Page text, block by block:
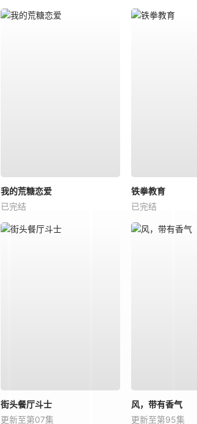
我的荒糖恋爱
已完结
铁拳教育
已完结
街头餐厅斗士
更新至第07集
风，带有香气
更新至第95集